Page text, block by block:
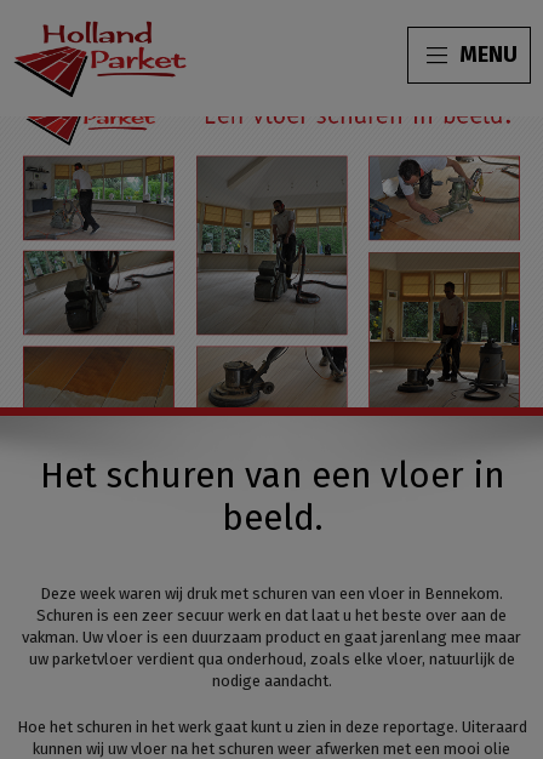
MENU
Het schuren van een vloer in
beeld.
Deze week waren wij druk met schuren van een vloer in Bennekom.
Schuren is een zeer secuur werk en dat laat u het beste over aan de
vakman. Uw vloer is een duurzaam product en gaat jarenlang mee maar
uw parketvloer verdient qua onderhoud, zoals elke vloer, natuurlijk de
nodige aandacht.
Hoe het schuren in het werk gaat kunt u zien in deze reportage. Uiteraard
kunnen wij uw vloer na het schuren weer afwerken met een mooi olie